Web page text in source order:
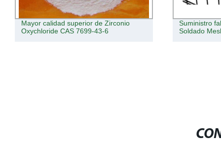
Mayor calidad superior de Zirconio
Oxychloride CAS 7699-43-6
Suministro
Soldado